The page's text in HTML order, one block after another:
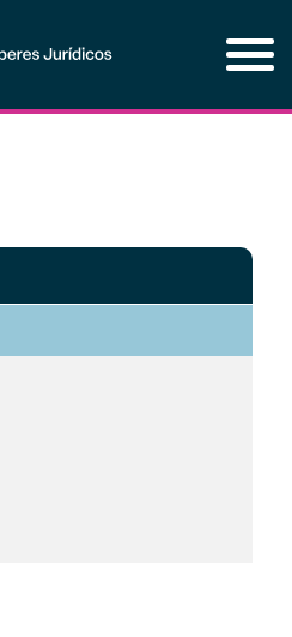
al
principal